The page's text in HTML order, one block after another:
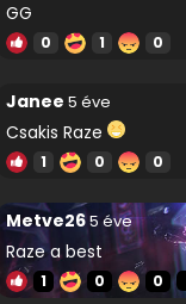
GG
0 1 0
Janee 5 éve
Csakis Raze
1 0 0
Metve265 éve
Raze a best
1 0 0